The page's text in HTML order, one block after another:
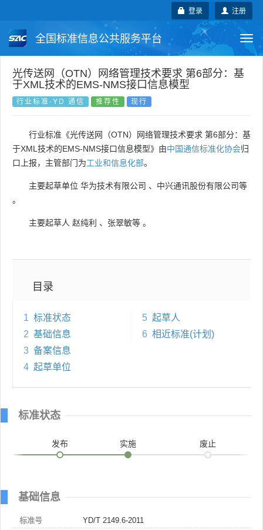
注册
登录
全国标准信息公共服务平台
国家标准 行业标准 地方标准
团体标准 企业标准
国外标准 技术委员会
光传送网（OTN）网络管理技术要求 第6部分：基
于XML技术的EMS-NMS接口信息模型
行业标准-YD 通信 推荐性 现行
行业标准《光传送网（OTN）网络管理技术要求 第6部分：基
于XML技术的EMS-NMS接口信息模型》由中国通信标准化协会归
口上报，主管部门为工业和信息化部。
主要起草单位 华为技术有限公司 、 中兴通讯股份有限公司等
。
主要起草人 赵纯利 、 张翠敏等 。
目录
1 标准状态
2 基础信息
3 备案信息
4 起草单位
5 起草人
6 相近标准(计划)
标准状态
发布 实施 废止
基础信息
标准号
YD/T 2149.6-2011